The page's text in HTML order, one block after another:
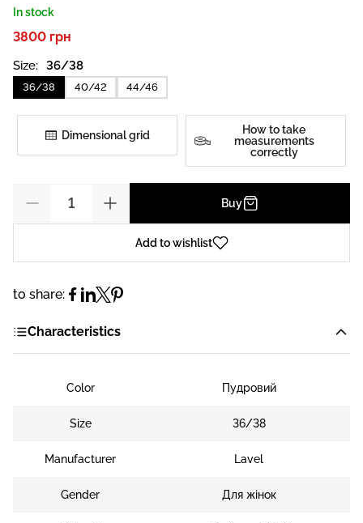
In stock
3800 грн
Size: 36/38
36/38 40/42 44/46
Dimensional grid
How to take
measurements
correctly
Buy
Add to wishlist
to share:
Characteristics
Color Пудровий
Size 36/38
Manufacturer Lavel
Gender Для жінок